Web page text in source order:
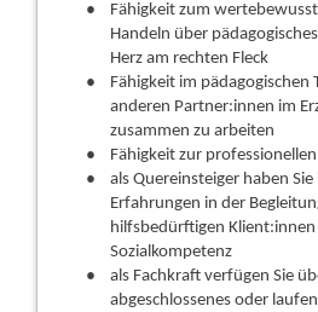
Fähigkeit zum
Handeln über
Herz am rechten Fleck
Fähigkeit im pädagogischen
anderen Partner:innen im
zusammen zu arbeiten
Fähigkeit zur
als Quereinsteiger haben
Erfahrungen in der
hilfsbedürftigen
Sozialkompetenz
als Fachkraft verfügen Sie
abgeschlossenes oder